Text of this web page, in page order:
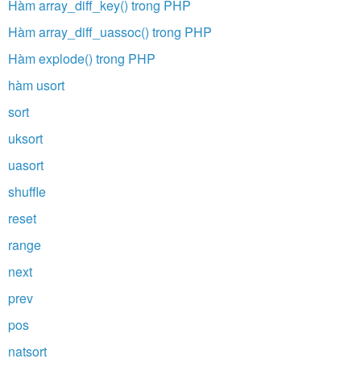
Hàm array_diff_key() trong PHP
Hàm array_diff_uassoc() trong PHP
Hàm explode() trong PHP
hàm usort
sort
uksort
uasort
shuffle
reset
range
next
prev
pos
natsort